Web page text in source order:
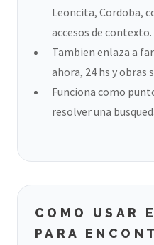
Leoncita, Cordoba,
accesos de contexto.
Tambien enlaza a
ahora, 24 hs y obras
Funciona como
resolver una
COMO USAR
PARA